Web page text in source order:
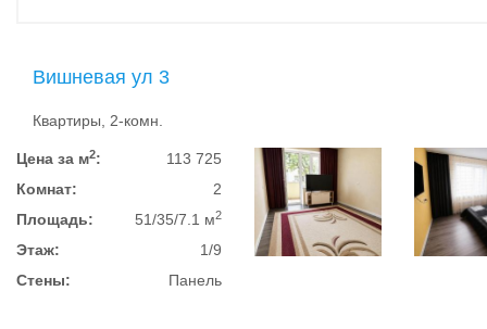
Вишневая ул 3
Квартиры, 2-комн.
Цена за м2:
113 725
Комнат:
2
Площадь:
51/35/7.1 м2
Этаж:
1/9
Стены:
Панель